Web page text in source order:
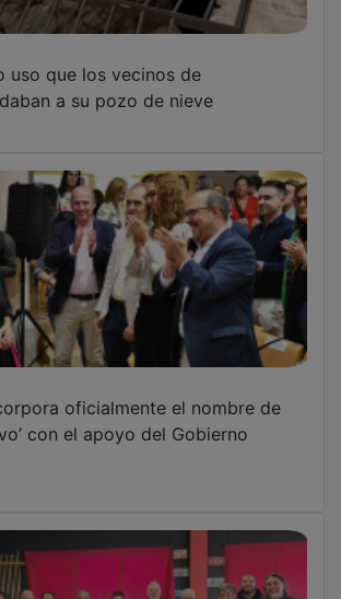
a su pozo de nieve
con el apoyo del Gobierno